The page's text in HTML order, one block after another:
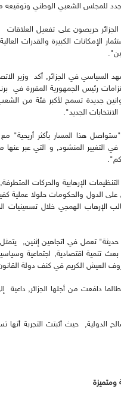
للمجلس الشعبي الوطني
حريصون على تفعيل العلاقات
الإمكانات الكبيرة والقدرات
في الجزائر, أكد وزير
رئيس الجمهورية المقررة في
جديدة تسمح لأكبر فئة من
الجديد".
"ستواصل هذا المسار بأكثر
الإرهابية والحركات
الدول والحكومات حلولا عملية
الإرهاب الهمجي خلال
حديثة" تعمل في اتجاهين إثنين,
تنمية اقتصادية, اجتماعية
العيش الكريم في كنف دولة
دافعت من أجلها الجزائر,
الدولية, حيث أثبتت التجربة أنها
ومتميزة